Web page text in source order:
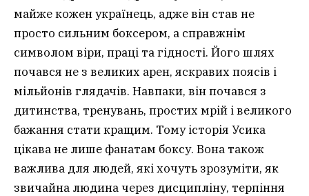
майже кожен українець, адже він став не
просто сильним боксером, а справжнім
символом віри, праці та гідності. Його шлях
почався не з великих арен, яскравих поясів і
мільйонів глядачів. Навпаки, він почався з
дитинства, тренувань, простих мрій і великого
бажання стати кращим. Тому історія Усика
цікава не лише фанатам боксу. Вона також
важлива для людей, які хочуть зрозуміти, як
звичайна людина через дисципліну, терпіння